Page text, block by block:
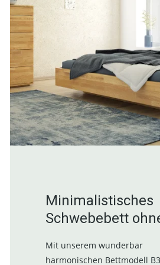
Minimalistisches
Schwebebett
Mit unserem wunderbar
harmonischen Bettmodell